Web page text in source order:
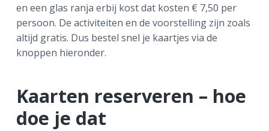
en een glas ranja erbij kost dat kosten € 7,50 per
persoon. De activiteiten en de voorstelling zijn zoals
altijd gratis. Dus bestel snel je kaartjes via de
knoppen hieronder.
Kaarten reserveren – hoe
doe je dat